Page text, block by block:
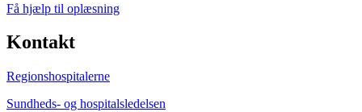
Få hjælp til oplæsning
Kontakt
Regionshospitalerne
Sundheds- og hospitalsledelsen